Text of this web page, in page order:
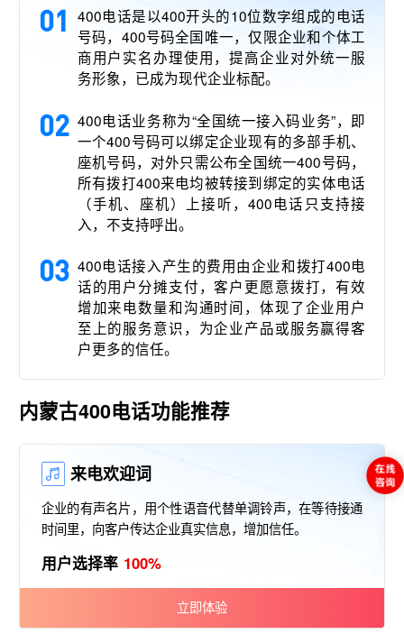
01
400电话是以400开头的10位数字组成的电话
号码，400号码全国唯一，仅限企业和个体工
商用户实名办理使用，提高企业对外统一服
务形象，已成为现代企业标配。
02 400电话业务称为“全国统一接入码业务”，即
一个400号码可以绑定企业现有的多部手机、
座机号码，对外只需公布全国统一400号码，
所有拨打400来电均被转接到绑定的实体电话
（手机、座机）上接听，400电话只支持接
入，不支持呼出。
03 400电话接入产生的费用由企业和拨打400电
话的用户分摊支付，客户更愿意拨打，有效
增加来电数量和沟通时间，体现了企业用户
至上的服务意识，为企业产品或服务赢得客
户更多的信任。
内蒙古400电话功能推荐
来电欢迎词
企业的有声名片，用个性语音代替单调铃声，在等待接通
时间里，向客户传达企业真实信息，增加信任。
用户选择率 100%
立即体验